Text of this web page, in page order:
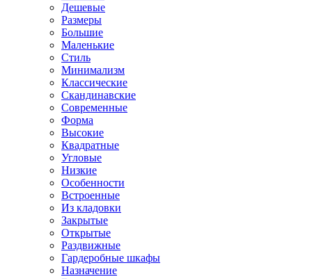
Дешевые
Размеры
Большие
Маленькие
Стиль
Минимализм
Классические
Скандинавские
Современные
Форма
Высокие
Квадратные
Угловые
Низкие
Особенности
Встроенные
Из кладовки
Закрытые
Открытые
Раздвижные
Гардеробные шкафы
Назначение